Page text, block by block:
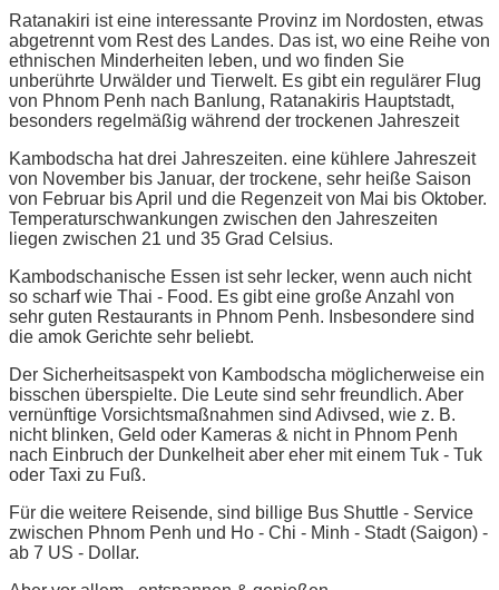
Ratanakiri ist eine interessante Provinz im Nordosten, etwas
abgetrennt vom Rest des Landes. Das ist, wo eine Reihe von
ethnischen Minderheiten leben, und wo finden Sie
unberührte Urwälder und Tierwelt. Es gibt ein regulärer Flug
von Phnom Penh nach Banlung, Ratanakiris Hauptstadt,
besonders regelmäßig während der trockenen Jahreszeit
Kambodscha hat drei Jahreszeiten. eine kühlere Jahreszeit
von November bis Januar, der trockene, sehr heiße Saison
von Februar bis April und die Regenzeit von Mai bis Oktober.
Temperaturschwankungen zwischen den Jahreszeiten
liegen zwischen 21 und 35 Grad Celsius.
Kambodschanische Essen ist sehr lecker, wenn auch nicht
so scharf wie Thai - Food. Es gibt eine große Anzahl von
sehr guten Restaurants in Phnom Penh. Insbesondere sind
die amok Gerichte sehr beliebt.
Der Sicherheitsaspekt von Kambodscha möglicherweise ein
bisschen überspielte. Die Leute sind sehr freundlich. Aber
vernünftige Vorsichtsmaßnahmen sind Adivsed, wie z. B.
nicht blinken, Geld oder Kameras & nicht in Phnom Penh
nach Einbruch der Dunkelheit aber eher mit einem Tuk - Tuk
oder Taxi zu Fuß.
Für die weitere Reisende, sind billige Bus Shuttle - Service
zwischen Phnom Penh und Ho - Chi - Minh - Stadt (Saigon) -
ab 7 US - Dollar.